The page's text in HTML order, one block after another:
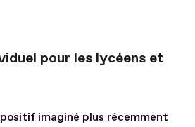
pour les lycéens et
imaginé plus récemment